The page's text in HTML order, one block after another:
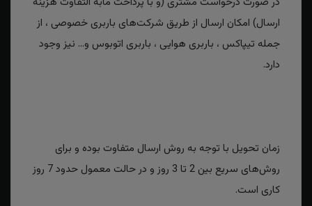
ارسال) امکان ارسال از طریق شرکت‌های باربری خصوصی ، از
جمله تیپاکس ، باربری هوایی ، باربری اتوبوس و... نیز وجود
دارد.
زمان تحویل با توجه به روش ارسال متفاوت بوده و برای
روش‌های سریع بین 2 تا 3 روز و در حالت معمول حدود 7 روز
کاری است.